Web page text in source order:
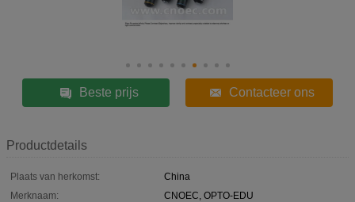
Beste prijs Contacteer ons
Productdetails
Plaats van herkomst:
China
Merknaam:
CNOEC, OPTO-EDU